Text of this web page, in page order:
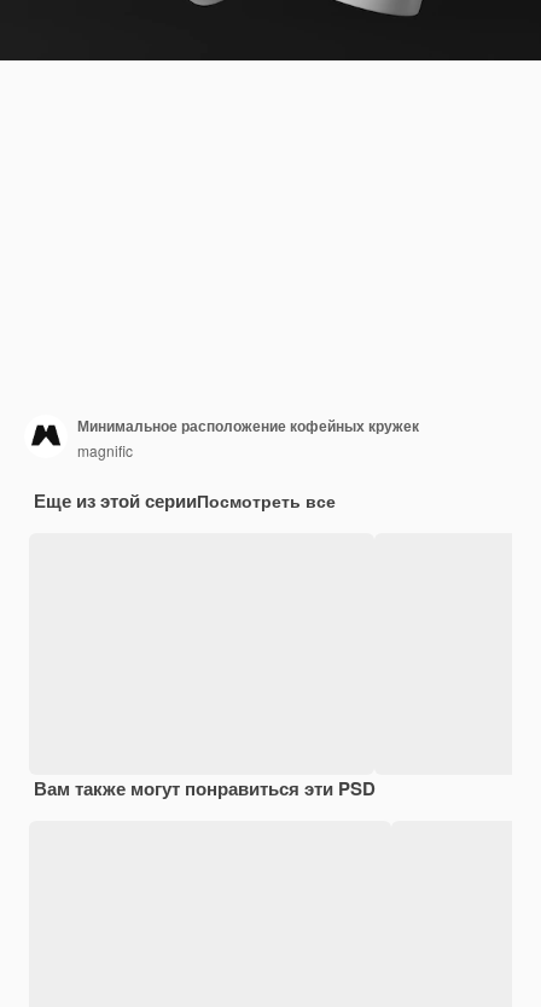
Минимальное расположение кофейных кружек
magnific
Еще из этой серииПосмотреть все
Вам также могут понравиться эти PSD